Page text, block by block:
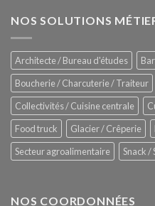
de
Zitrux
–
totale
NOS SOLUTIONS
Architecte / Bureau d'études
Boucherie / Charcuterie / Traiteur
Collectivités / Cuisine centrale
Food truck
Glacier / Crêperie
Secteur agroalimentaire
Snack /
NOS COORDONNÉES